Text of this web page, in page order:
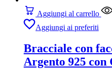
Aggiungi al carrello
Aggiungi ai preferiti
Bracciale con
Argento 925 con